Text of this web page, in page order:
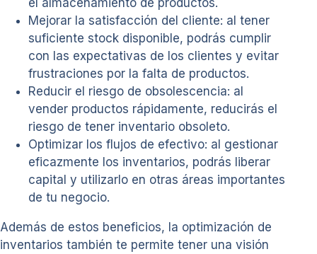
Mejorar la satisfacción del cliente: al tener
suficiente stock disponible, podrás cumplir
con las expectativas de los clientes y evitar
frustraciones por la falta de productos.
Reducir el riesgo de obsolescencia: al
vender productos rápidamente, reducirás el
riesgo de tener inventario obsoleto.
Optimizar los flujos de efectivo: al gestionar
eficazmente los inventarios, podrás liberar
capital y utilizarlo en otras áreas importantes
de tu negocio.
Además de estos beneficios, la optimización de
inventarios también te permite tener una visión